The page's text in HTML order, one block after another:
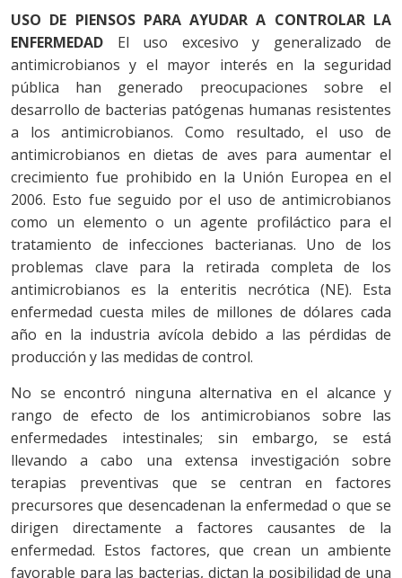
USO DE PIENSOS PARA AYUDAR A CONTROLAR LA
ENFERMEDAD El uso excesivo y generalizado de
antimicrobianos y el mayor interés en la seguridad
pública han generado preocupaciones sobre el
desarrollo de bacterias patógenas humanas resistentes
a los antimicrobianos. Como resultado, el uso de
antimicrobianos en dietas de aves para aumentar el
crecimiento fue prohibido en la Unión Europea en el
2006. Esto fue seguido por el uso de antimicrobianos
como un elemento o un agente profiláctico para el
tratamiento de infecciones bacterianas. Uno de los
problemas clave para la retirada completa de los
antimicrobianos es la enteritis necrótica (NE). Esta
enfermedad cuesta miles de millones de dólares cada
año en la industria avícola debido a las pérdidas de
producción y las medidas de control.
No se encontró ninguna alternativa en el alcance y
rango de efecto de los antimicrobianos sobre las
enfermedades intestinales; sin embargo, se está
llevando a cabo una extensa investigación sobre
terapias preventivas que se centran en factores
precursores que desencadenan la enfermedad o que se
dirigen directamente a factores causantes de la
enfermedad. Estos factores, que crean un ambiente
favorable para las bacterias, dictan la posibilidad de una